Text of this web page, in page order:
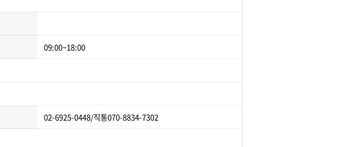
09:00~18:00
02-6925-0448/직통070-8834-7302